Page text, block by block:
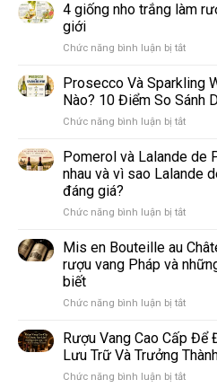
4 giống nho trắng làm
giới
Chức năng bình luận bị tắtở
giống
nho
trắng
làm
vang
phổ
thế
Prosecco Và Sparkling
Nào? 10 Điểm So Sánh
Chức năng bình luận bị tắtở
Và
Wine
Nhau
Thế
Nào?
So
Dễ
Hiểu
Người
Pomerol và Lalande de
nhau và vì sao Lalande
đáng giá?
Chức năng bình luận bị tắtở
và
Lalande
de
Điểm
khác
nhau
vì
Mis en Bouteille au
rượu vang Pháp và
biết
Chức năng bình luận bị tắtở
en
au
Château
Rượu Vang Cao Cấp
Lưu Trữ Và Trưởng
Chức năng bình luận bị tắtở